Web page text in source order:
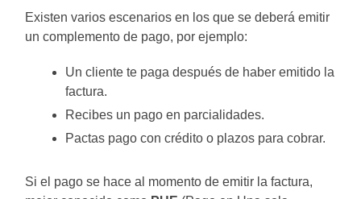
Existen varios escenarios en los que se deberá emitir
un complemento de pago, por ejemplo:
Un cliente te paga después de haber emitido la
factura.
Recibes un pago en parcialidades.
Pactas pago con crédito o plazos para cobrar.
Si el pago se hace al momento de emitir la factura,